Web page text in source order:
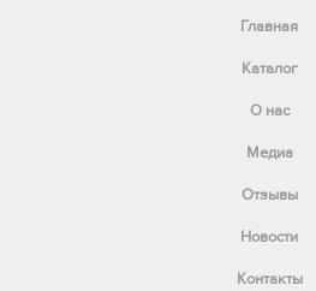
Главная
Каталог
О нас
Медиа
Отзывы
Новости
Контакты